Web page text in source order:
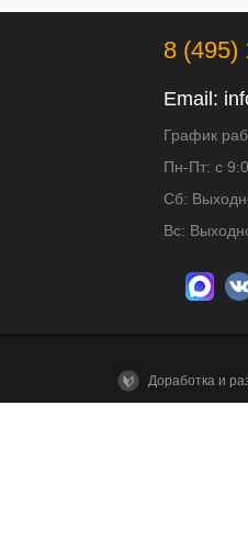
8 (495)
Email:
График
Пн-Пт: с
Сб:
Вс:
Доработка и